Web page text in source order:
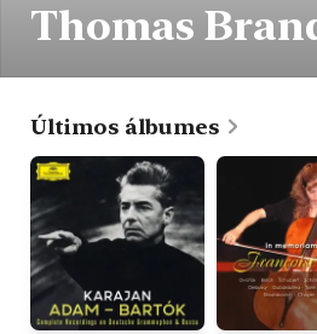
Thomas
Últimos álbumes